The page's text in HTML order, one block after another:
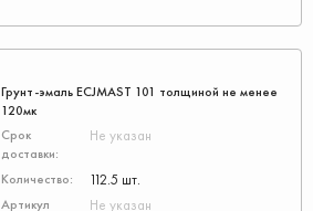
Грунт-эмаль ECJMAST 101 толщиной не менее
120мк
Не указан
112.5 шт.
Не указан